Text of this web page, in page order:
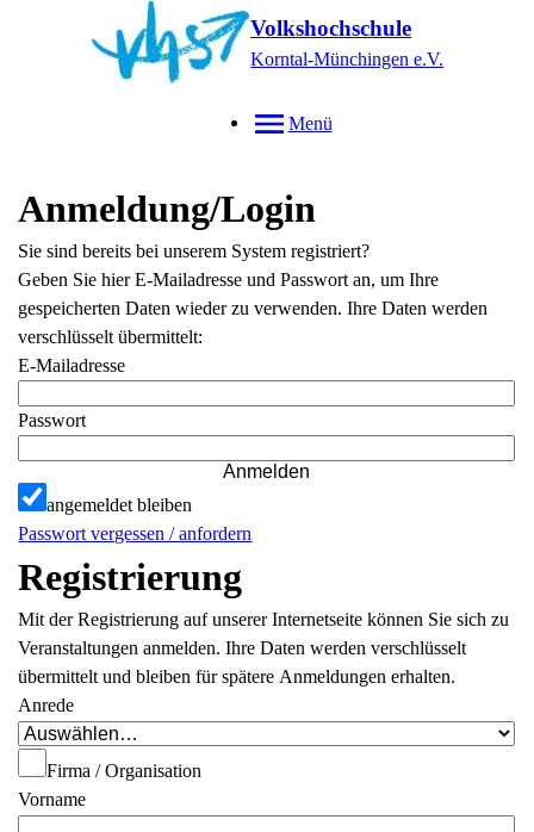
Volkshochschule
Korntal-Münchingen e.V.
Menü
Anmeldung/Login
Sie sind bereits bei unserem System registriert?
Geben Sie hier E-Mailadresse und Passwort an, um Ihre
gespeicherten Daten wieder zu verwenden. Ihre Daten werden
verschlüsselt übermittelt:
E-Mailadresse
Passwort
Anmelden
angemeldet bleiben
Passwort vergessen / anfordern
Registrierung
Mit der Registrierung auf unserer Internetseite können Sie sich zu
Veranstaltungen anmelden. Ihre Daten werden verschlüsselt
übermittelt und bleiben für spätere Anmeldungen erhalten.
Anrede
Firma / Organisation
Vorname